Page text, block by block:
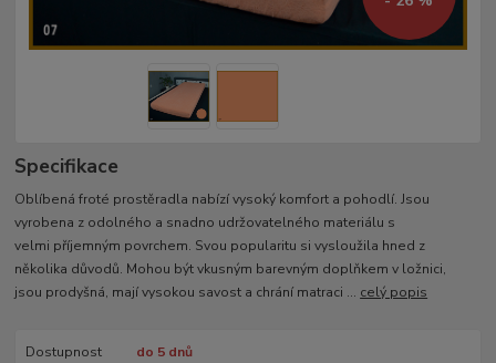
Specifikace
Oblíbená froté prostěradla nabízí vysoký komfort a pohodlí. Jsou
vyrobena z odolného a snadno udržovatelného materiálu s
velmi příjemným povrchem. Svou popularitu si vysloužila hned z
několika důvodů. Mohou být vkusným barevným doplňkem v ložnici,
jsou prodyšná, mají vysokou savost a chrání matraci ... celý popis
Dostupnost do 5 dnů